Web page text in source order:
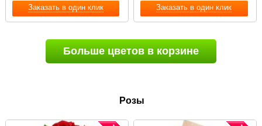
Заказать в один клик Заказать в один клик
Больше цветов в корзине
Розы